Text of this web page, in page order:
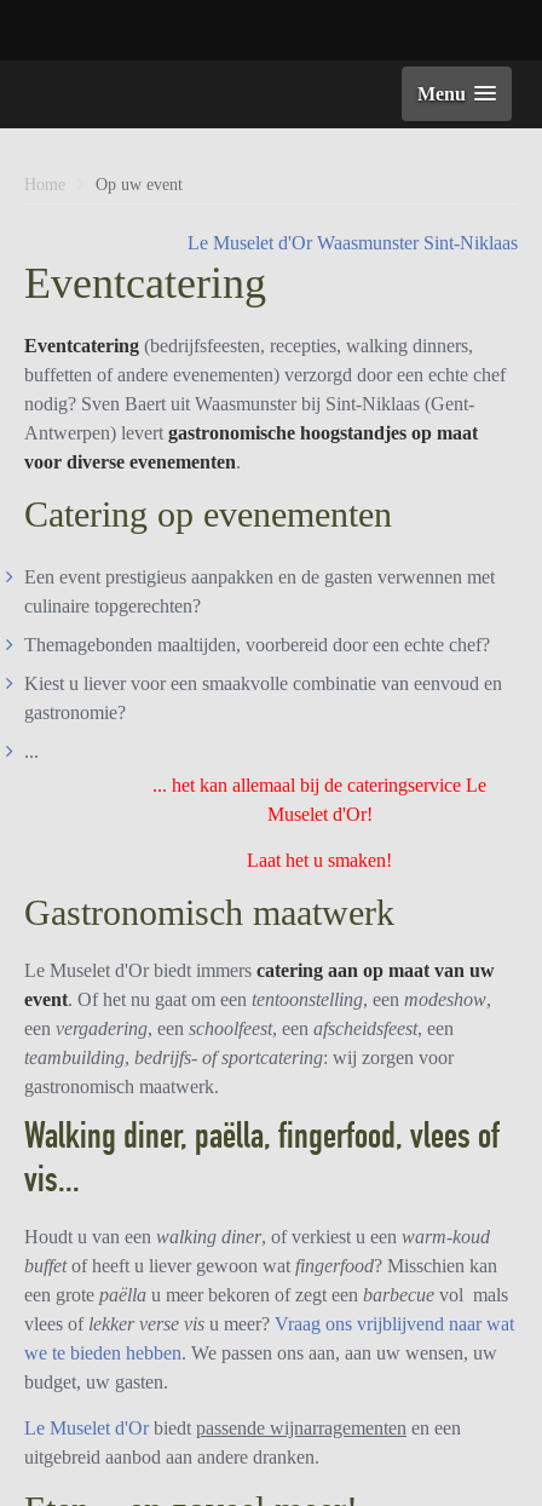
Menu
Home Op uw event
Le Muselet d'Or Waasmunster Sint-Niklaas
Eventcatering
Eventcatering (bedrijfsfeesten, recepties, walking dinners,
buffetten of andere evenementen) verzorgd door een echte chef
nodig? Sven Baert uit Waasmunster bij Sint-Niklaas (Gent-
Antwerpen) levert gastronomische hoogstandjes op maat
voor diverse evenementen.
Catering op evenementen
Een event prestigieus aanpakken en de gasten verwennen met
culinaire topgerechten?
Themagebonden maaltijden, voorbereid door een echte chef?
Kiest u liever voor een smaakvolle combinatie van eenvoud en
gastronomie?
...
... het kan allemaal bij de cateringservice Le
Muselet d'Or!
Laat het u smaken!
Gastronomisch maatwerk
Le Muselet d'Or biedt immers catering aan op maat van uw
event. Of het nu gaat om een tentoonstelling, een modeshow,
een vergadering, een schoolfeest, een afscheidsfeest, een
teambuilding, bedrijfs- of sportcatering: wij zorgen voor
gastronomisch maatwerk.
Walking diner, paëlla, fingerfood, vlees of
vis...
Houdt u van een walking diner, of verkiest u een warm-koud
buffetof heeft u liever gewoon wat fingerfood? Misschien kan
een grote paëlla u meer bekoren of zegt een barbecue vol mals
vlees of lekker verse vis u meer? Vraag ons vrijblijvend naar wat
we te bieden hebben. We passen ons aan, aan uw wensen, uw
budget, uw gasten.
Le Muselet d'Orbiedt passende wijnarragementen en een
uitgebreid aanbod aan andere dranken.